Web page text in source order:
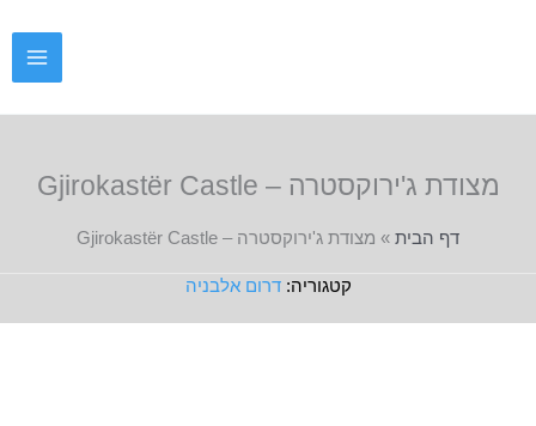
מצודת ג'ירוקסטרה – Gjirokastër Castle
דף הבית » מצודת ג'ירוקסטרה – Gjirokastër Castle
דרום אלבניה